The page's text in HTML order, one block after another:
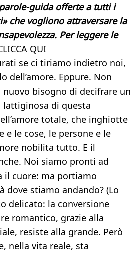
guida offerte a tutti i
che vogliono attraversare la
Per leggere le
QUI
se ci tiriamo indietro noi,
dell’amore. Eppure. Non
bisogno di decifrare un
lattiginosa di questa
totale, che inghiotte
e le cose, le persone e le
nobilita tutto. E il
Noi siamo pronti ad
il cuore: ma portiamo
dove stiamo andando? (Lo
delicato: la conversione
romantico, grazie alla
resiste alla grande. Però
nella vita reale, sta